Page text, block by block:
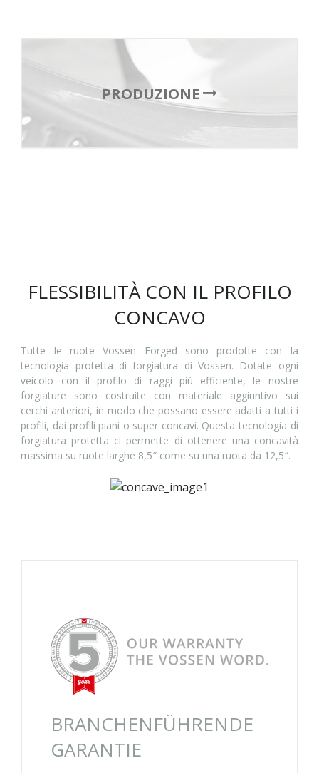
PRODUZIONE
FLESSIBILITÀ CON IL PROFILO
CONCAVO
Tutte le ruote Vossen Forged sono prodotte con la
tecnologia protetta di forgiatura di Vossen. Dotate ogni
veicolo con il profilo di raggi più efficiente, le nostre
forgiature sono costruite con materiale aggiuntivo sui
cerchi anteriori, in modo che possano essere adatti a tutti i
profili, dai profili piani o super concavi. Questa tecnologia di
forgiatura protetta ci permette di ottenere una concavità
massima su ruote larghe 8,5″ come su una ruota da 12,5″.
BRANCHENFÜHRENDE
GARANTIE